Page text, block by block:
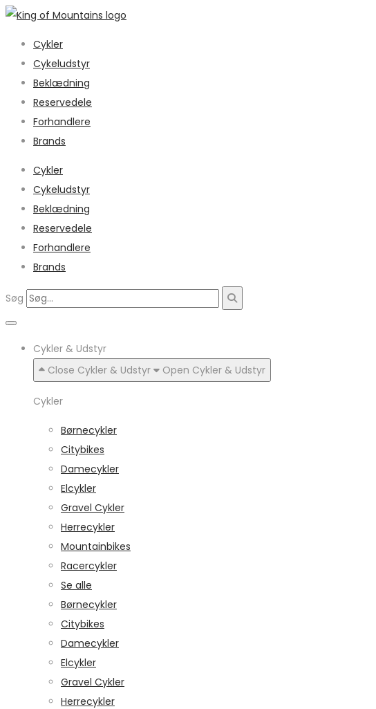
Cykler
Cykeludstyr
Beklædning
Reservedele
Forhandlere
Brands
Cykler
Cykeludstyr
Beklædning
Reservedele
Forhandlere
Brands
Søg
Cykler & Udstyr
Close Cykler & Udstyr
Open Cykler & Udstyr
Cykler
Børnecykler
Citybikes
Damecykler
Elcykler
Gravel Cykler
Herrecykler
Mountainbikes
Racercykler
Se alle
Børnecykler
Citybikes
Damecykler
Elcykler
Gravel Cykler
Herrecykler